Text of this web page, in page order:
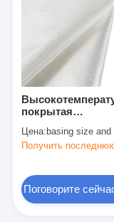
Путешествие
Проверка
Свяжитесь мы
Слипчивая
Лента
покрытая
-- теплостойкая и
Цена: basing size and
Поговорите